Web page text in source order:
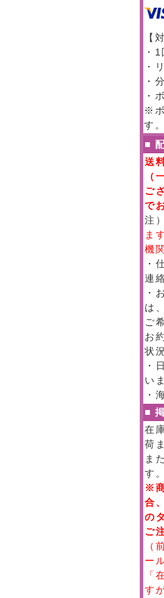
【
・
・
・
・
※
す
■
送
（
ご
で
注
ま
機
・
連
・
は
ご
お
状
・
い
・
■
在
荷
ま
す。
※
合
の
ご
（
ー
「
す